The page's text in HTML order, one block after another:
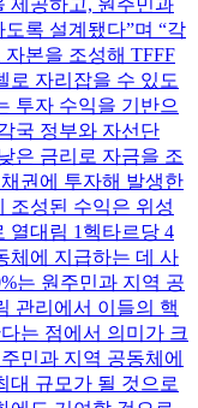
제공하고, 원주민과
록 설계됐다”며 “각
본을 조성해 TFFF
로 자리잡을 수 있도
투자 수익을 기반으
국 정부와 자선단
은 금리로 자금을 조
권에 투자해 발생한
조성된 수익은 위성
열대림 1헥타르당 4
체에 지급하는 데 사
는 원주민과 지역 공
관리에서 이들의 핵
는 점에서 의미가 크
민과 지역 공동체에
대 규모가 될 것으로